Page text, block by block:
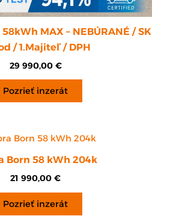
MAX – NEBÚRANÉ / SK
/ 1.Majiteľ / DPH
29 990,00 €
Pozrieť inzerát
Born 58 kWh 204k
21 990,00 €
Pozrieť inzerát